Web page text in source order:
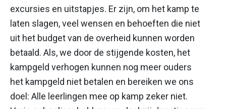
excursies en uitstapjes. Er zijn, om het kamp te
laten slagen, veel wensen en behoeften die niet
uit het budget van de overheid kunnen worden
betaald. Als, we door de stijgende kosten, het
kampgeld verhogen kunnen nog meer ouders
het kampgeld niet betalen en bereiken we ons
doel: Alle leerlingen mee op kamp zeker niet.